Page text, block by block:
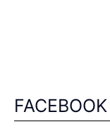
FACEBOOK